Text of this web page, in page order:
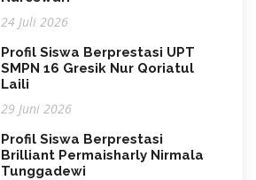
24 Juli 2026
Profil Siswa Berprestasi UPT
SMPN 16 Gresik Nur Qoriatul
Laili
29 Juni 2026
Profil Siswa Berprestasi
Brilliant Permaisharly Nirmala
Tunggadewi